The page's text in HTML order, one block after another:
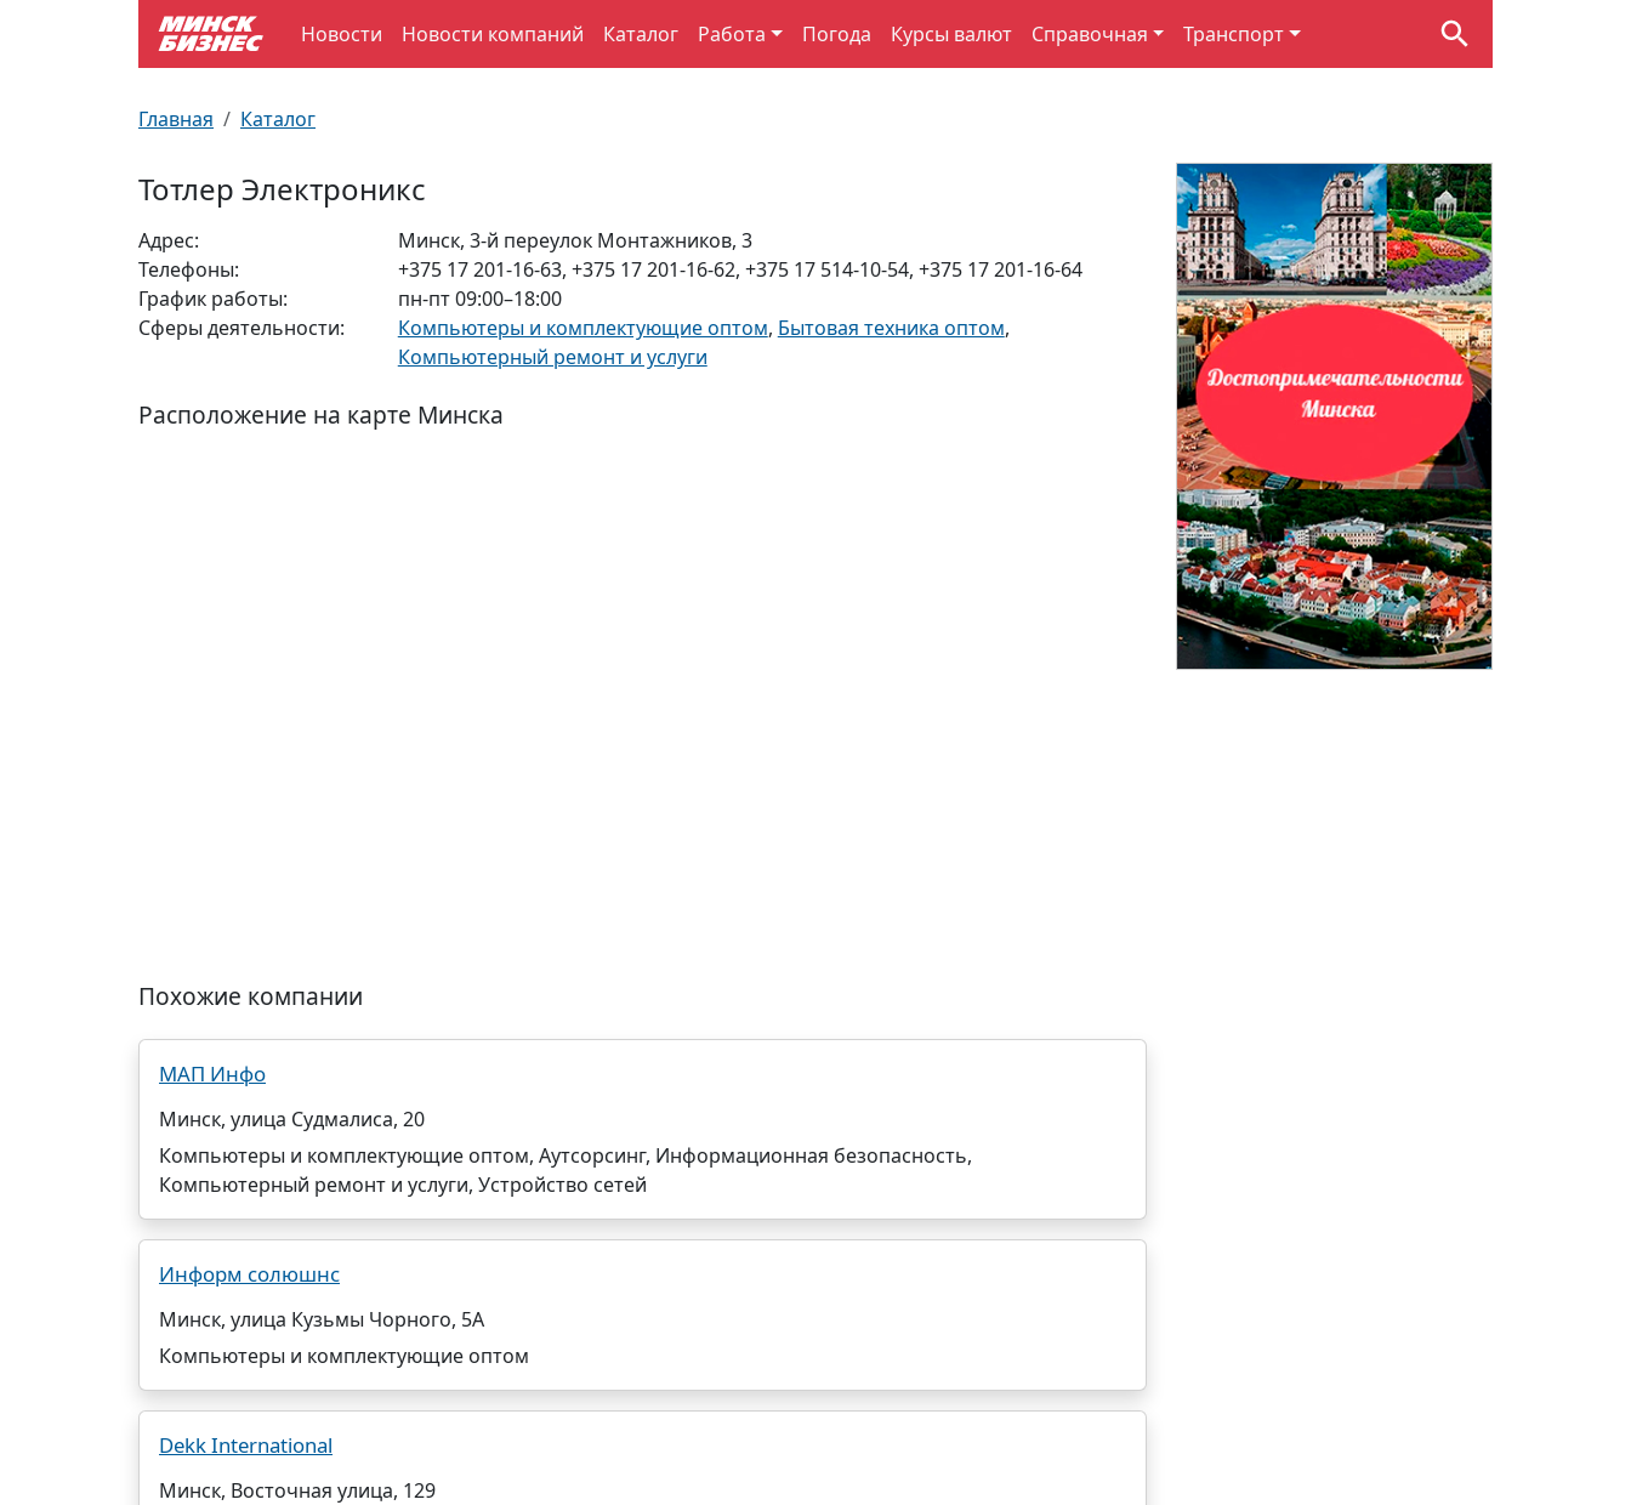
Новости Новости компаний Каталог Работа Погода Курсы валют Справочная Транспорт
Главная Каталог
Тотлер Электроникс
Адрес:
Минск, 3-й переулок Монтажников, 3
Телефоны:
+375 17 201-16-63, +375 17 201-16-62, +375 17 514-10-54, +375 17 201-16-64
График работы:
пн-пт 09:00–18:00
Сферы деятельности:
Компьютеры и комплектующие оптом, Бытовая техника оптом,
Компьютерный ремонт и услуги
Расположение на карте Минска
Похожие компании
МАП Инфо
Минск, улица Судмалиса, 20
Компьютеры и комплектующие оптом, Аутсорсинг, Информационная безопасность,
Компьютерный ремонт и услуги, Устройство сетей
Информ солюшнс
Минск, улица Кузьмы Чорного, 5А
Компьютеры и комплектующие оптом
Dekk International
Минск, Восточная улица, 129
Улицы Минска
Производственный календарь
Документы для ЗАГСа
Пробки на дорогах